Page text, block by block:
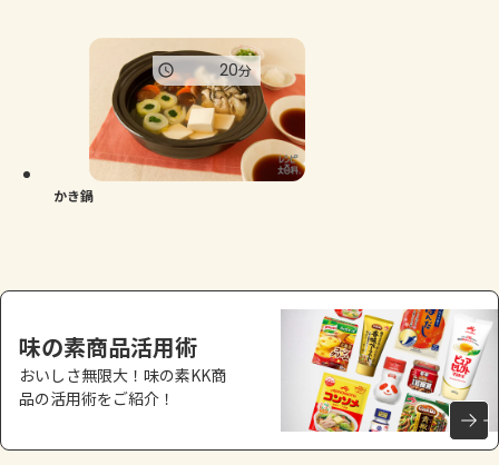
かき鍋
20分
味の素商品活用術
おいしさ無限大！味の素KK商
品の活用術をご紹介！